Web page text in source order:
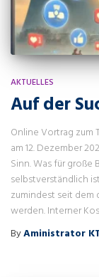
AKTUELLES
Auf der
Online Vortrag zum
am 12. Dezember
Sinn. Was für große
selbstverständlich
zumindest seit
werden. Interner
ByAministrator